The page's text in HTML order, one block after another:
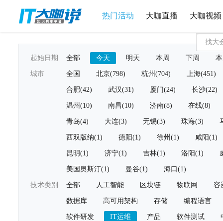
热门活动 大咖直播 大咖视频
起始日期 全部 今天 明天 本周 下周
城市 全国 北京(798) 杭州(704) 上海(451)
合肥(42) 武汉(31) 厦门(24) 长沙(22)
温州(10) 南昌(10) 济南(8) 在线(8)
青岛(4) 大连(3) 无锡(3) 珠海(3)
西双版纳(1) 德阳(1) 徐州(1) 咸阳(1)
昆明(1) 济宁(1) 吉林(1) 洛阳(1)
美国奥斯汀(1) 曼谷(1) 海口(1)
技术类别 全部 人工智能 区块链 物联网 容
数据库 高可用架构 存储 编程语言
软件研发 IT运维 产品 软件测试